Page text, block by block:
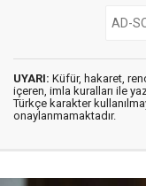
UYARI: Küfür, hakaret,
içeren, imla kuralları ile
Türkçe karakter
onaylanmamaktadır.